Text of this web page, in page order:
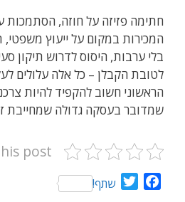
חתימה פזיזה על חוזה, הסתמכות
המכירות במקום על ייעוץ
בלי ערבות, היסוס לדרוש תיקון
לטובת הקבלן – כל אלה עלולים
הראשוני חשוב להקפיד להיות
שמדובר בעסקה גדולה שמחייבת
post
Tשתף!